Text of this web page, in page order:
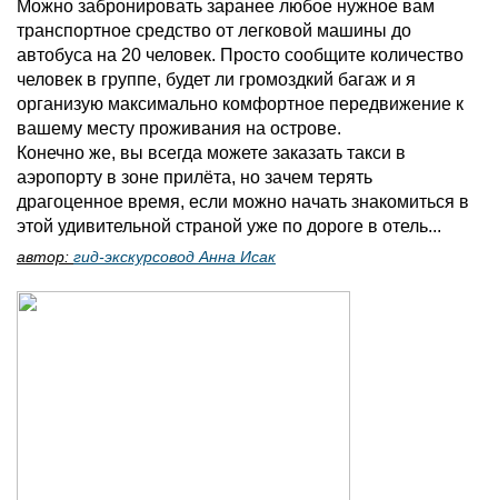
Можно забронировать заранее любое нужное вам
транспортное средство от легковой машины до
автобуса на 20 человек. Просто сообщите количество
человек в группе, будет ли громоздкий багаж и я
организую максимально комфортное передвижение к
вашему месту проживания на острове.
Конечно же, вы всегда можете заказать такси в
аэропорту в зоне прилёта, но зачем терять
драгоценное время, если можно начать знакомиться в
этой удивительной страной уже по дороге в отель...
автор: гид-экскурсовод Анна Исак